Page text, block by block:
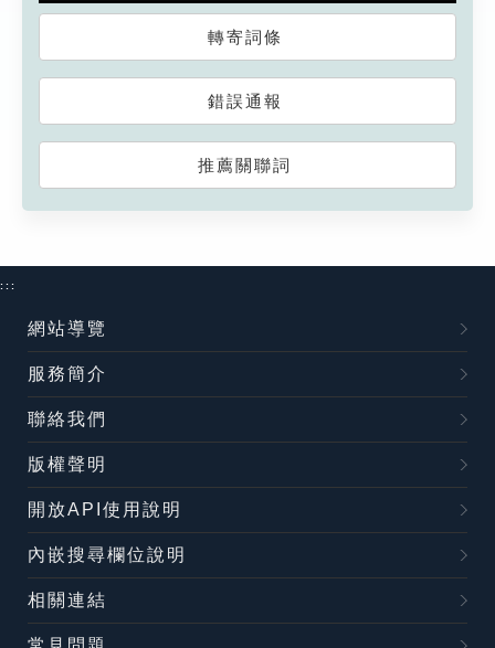
轉寄詞條
錯誤通報
推薦關聯詞
:::
網站導覽
服務簡介
聯絡我們
版權聲明
開放API使用說明
內嵌搜尋欄位說明
相關連結